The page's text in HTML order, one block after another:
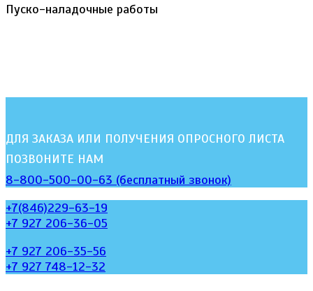
Пуско-наладочные работы
ДЛЯ ЗАКАЗА ИЛИ ПОЛУЧЕНИЯ ОПРОСНОГО ЛИСТА
ПОЗВОНИТЕ НАМ
8-800-500-00-63 (бесплатный звонок)
+7(846)229-63-19
+7 927 206-36-05
+7 927 206-35-56
+7 927 748-12-32